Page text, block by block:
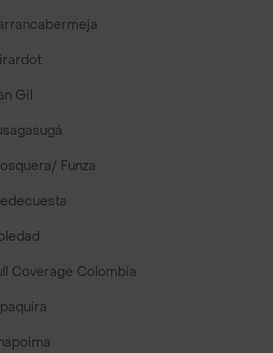
Gil
Funza
Coverage Colombia